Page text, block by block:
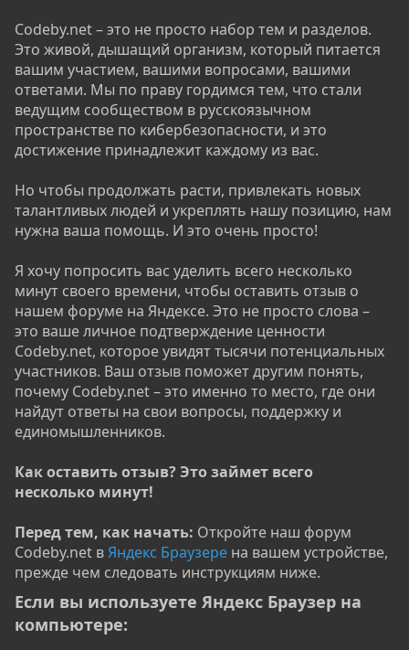
Codeby.net – это не просто набор тем и разделов.
Это живой, дышащий организм, который питается
вашим участием, вашими вопросами, вашими
ответами. Мы по праву гордимся тем, что стали
ведущим сообществом в русскоязычном
пространстве по кибербезопасности, и это
достижение принадлежит каждому из вас.
Но чтобы продолжать расти, привлекать новых
талантливых людей и укреплять нашу позицию, нам
нужна ваша помощь. И это очень просто!
Я хочу попросить вас уделить всего несколько
минут своего времени, чтобы оставить отзыв о
нашем форуме на Яндексе. Это не просто слова –
это ваше личное подтверждение ценности
Codeby.net, которое увидят тысячи потенциальных
участников. Ваш отзыв поможет другим понять,
почему Codeby.net – это именно то место, где они
найдут ответы на свои вопросы, поддержку и
единомышленников.
Как оставить отзыв? Это займет всего
несколько минут!
Перед тем, как начать: Откройте наш форум
Codeby.net вЯндекс Браузере на вашем устройстве,
прежде чем следовать инструкциям ниже.
Если вы используете Яндекс Браузер на
компьютере:​